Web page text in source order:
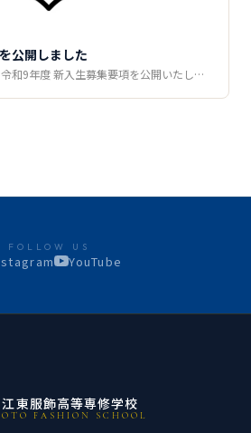
公開しました
和9年度 新入生募集要項を公開いたし…
FOLLOW US
YouTube
江東服飾高等専修学校
FASHION SCHOOL